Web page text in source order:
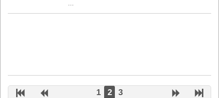
1 2 3